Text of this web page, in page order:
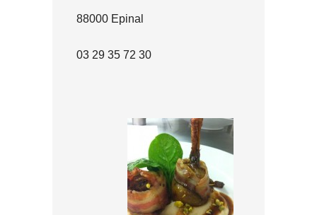
88000 Epinal
03 29 35 72 30